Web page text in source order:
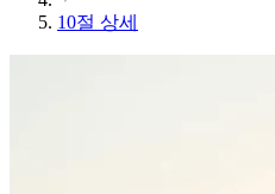
10절 상세